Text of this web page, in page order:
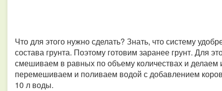
Что для этого нужно сделать? Знать, что систему
состава грунта. Поэтому готовим заранее грунт. Для
смешиваем в равных по объему количествах и делаем
перемешиваем и поливаем водой с добавлением
10 л воды.